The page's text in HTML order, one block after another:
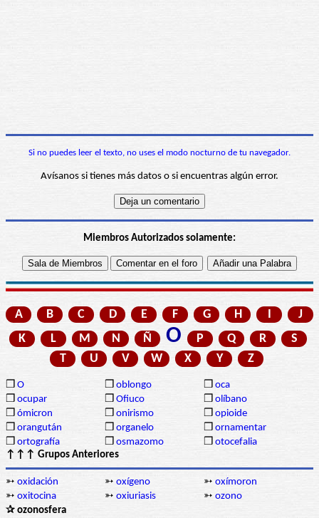
Si no puedes leer el texto, no uses el modo nocturno de tu navegador.
Avísanos si tienes más datos o si encuentras algún error.
Miembros Autorizados solamente:
A B C D E F G H I
J
K
L M N Ñ O P Q R
S
T
U V W X Y Z
❒ O ❒ oblongo ❒ oca
❒ ocupar ❒ Ofiuco ❒ olíbano
❒ ómicron ❒ onirismo ❒ opioide
❒ orangután ❒ organelo ❒ ornamentar
❒ ortografía ❒ osmazomo ❒ otocefalia
↑↑↑ Grupos Anteriores
➳ oxidación ➳ oxígeno ➳ oxímoron
➳ oxitocina ➳ oxiuriasis ➳ ozono
✰ ozonosfera